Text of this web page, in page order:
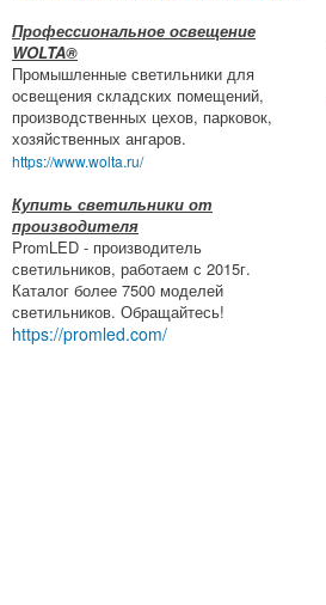
Профессиональное освещение
WOLTA®
Промышленные светильники для
освещения складских помещений,
производственных цехов, парковок,
хозяйственных ангаров.
https://www.wolta.ru/
Купить светильники от
производителя
PromLED - производитель
светильников, работаем с 2015г.
Каталог более 7500 моделей
светильников. Обращайтесь!
https://promled.com/